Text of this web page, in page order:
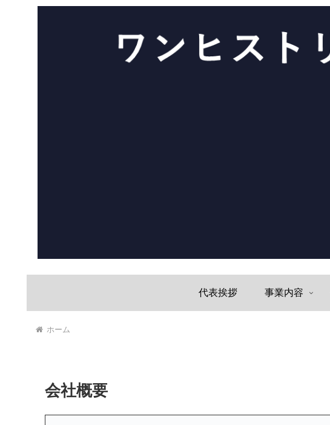
代表挨拶 事業内容
ホーム
会社概要